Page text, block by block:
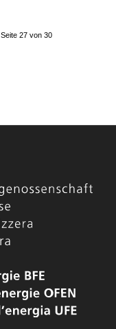
Seite 27 von 30